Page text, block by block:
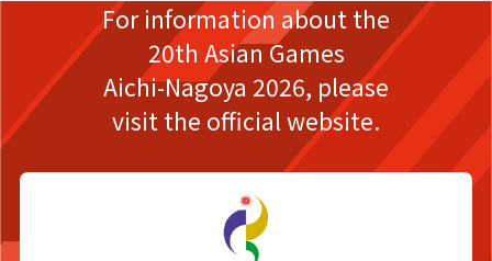
For information about the
20th Asian Games
Aichi-Nagoya 2026, please
visit the official website.